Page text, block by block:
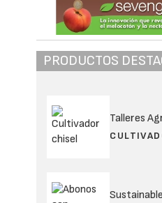
PRODUCTOS
Talleres